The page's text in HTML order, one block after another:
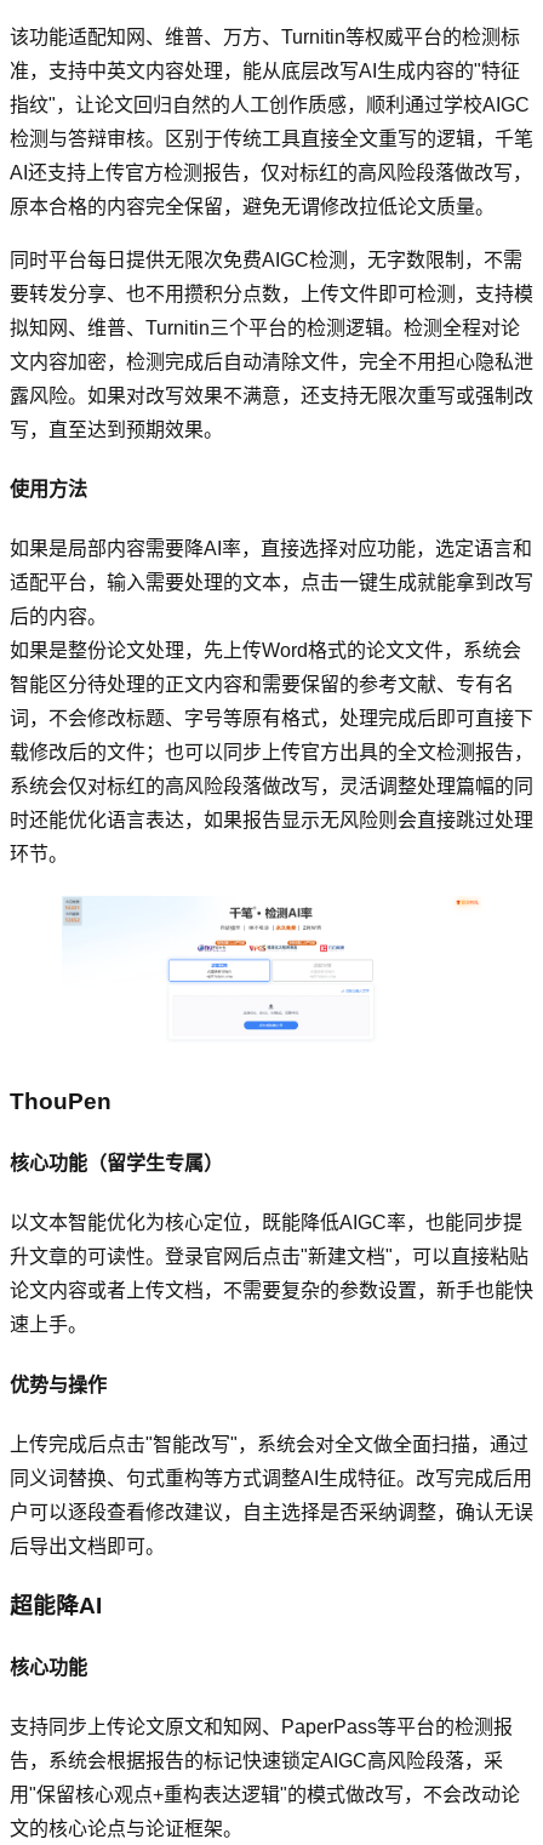
该功能适配知网、维普、万方、Turnitin等权威平台的检测标
准，支持中英文内容处理，能从底层改写AI生成内容的"特征
指纹"，让论文回归自然的人工创作质感，顺利通过学校AIGC
检测与答辩审核。区别于传统工具直接全文重写的逻辑，千笔
AI还支持上传官方检测报告，仅对标红的高风险段落做改写，
原本合格的内容完全保留，避免无谓修改拉低论文质量。
同时平台每日提供无限次免费AIGC检测，无字数限制，不需
要转发分享、也不用攒积分点数，上传文件即可检测，支持模
拟知网、维普、Turnitin三个平台的检测逻辑。检测全程对论
文内容加密，检测完成后自动清除文件，完全不用担心隐私泄
露风险。如果对改写效果不满意，还支持无限次重写或强制改
写，直至达到预期效果。
使用方法
如果是局部内容需要降AI率，直接选择对应功能，选定语言和
适配平台，输入需要处理的文本，点击一键生成就能拿到改写
后的内容。
如果是整份论文处理，先上传Word格式的论文文件，系统会
智能区分待处理的正文内容和需要保留的参考文献、专有名
词，不会修改标题、字号等原有格式，处理完成后即可直接下
载修改后的文件；也可以同步上传官方出具的全文检测报告，
系统会仅对标红的高风险段落做改写，灵活调整处理篇幅的同
时还能优化语言表达，如果报告显示无风险则会直接跳过处理
环节。
ThouPen
核心功能（留学生专属）
以文本智能优化为核心定位，既能降低AIGC率，也能同步提
升文章的可读性。登录官网后点击"新建文档"，可以直接粘贴
论文内容或者上传文档，不需要复杂的参数设置，新手也能快
速上手。
优势与操作
上传完成后点击"智能改写"，系统会对全文做全面扫描，通过
同义词替换、句式重构等方式调整AI生成特征。改写完成后用
户可以逐段查看修改建议，自主选择是否采纳调整，确认无误
后导出文档即可。
超能降AI
核心功能
支持同步上传论文原文和知网、PaperPass等平台的检测报
告，系统会根据报告的标记快速锁定AIGC高风险段落，采
用"保留核心观点+重构表达逻辑"的模式做改写，不会改动论
文的核心论点与论证框架。